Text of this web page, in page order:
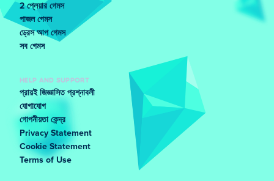
2 প্লেয়ার গেমস
পাজল গেমস
ড্রেস আপ গেমস
সব গেমস
HELP AND SUPPORT
প্রায়ই জিজ্ঞাসিত প্রশ্নাবলী
যোগাযোগ
গোপনীয়তা কেন্দ্র
Privacy Statement
Cookie Statement
Terms of Use